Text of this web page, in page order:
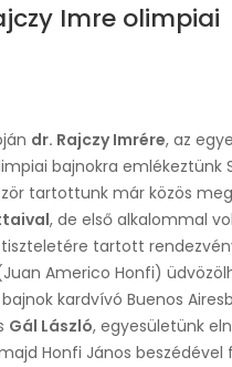
Imre olimpiai
dr. Rajczy Imrére, az
bajnokra emlékeztünk
tartottunk már közös
, de első alkalommal
tartott
Americo Honfi)
kardvívó Buenos
Gál László, egyesületünk
Honfi János